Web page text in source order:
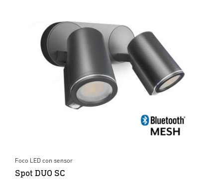
Foco LED con sensor
Spot DUO SC